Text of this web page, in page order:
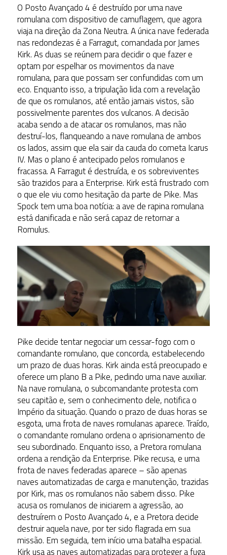
O Posto Avançado 4 é destruído por uma nave
romulana com dispositivo de camuflagem, que agora
viaja na direção da Zona Neutra. A única nave federada
nas redondezas é a Farragut, comandada por James
Kirk. As duas se reúnem para decidir o que fazer e
optam por espelhar os movimentos da nave
romulana, para que possam ser confundidas com um
eco. Enquanto isso, a tripulação lida com a revelação
de que os romulanos, até então jamais vistos, são
possivelmente parentes dos vulcanos. A decisão
acaba sendo a de atacar os romulanos, mas não
destruí-los, flanqueando a nave romulana de ambos
os lados, assim que ela sair da cauda do cometa Icarus
IV. Mas o plano é antecipado pelos romulanos e
fracassa. A Farragut é destruída, e os sobreviventes
são trazidos para a Enterprise. Kirk está frustrado com
o que ele viu como hesitação da parte de Pike. Mas
Spock tem uma boa notícia: a ave de rapina romulana
está danificada e não será capaz de retornar a
Romulus.
Pike decide tentar negociar um cessar-fogo com o
comandante romulano, que concorda, estabelecendo
um prazo de duas horas. Kirk ainda está preocupado e
oferece um plano B a Pike, pedindo uma nave auxiliar.
Na nave romulana, o subcomandante protesta com
seu capitão e, sem o conhecimento dele, notifica o
Império da situação. Quando o prazo de duas horas se
esgota, uma frota de naves romulanas aparece. Traído,
o comandante romulano ordena o aprisionamento de
seu subordinado. Enquanto isso, a Pretora romulana
ordena a rendição da Enterprise. Pike recusa, e uma
frota de naves federadas aparece – são apenas
naves automatizadas de carga e manutenção, trazidas
por Kirk, mas os romulanos não sabem disso. Pike
acusa os romulanos de iniciarem a agressão, ao
destruírem o Posto Avançado 4, e a Pretora decide
destruir aquela nave, por ter sido flagrada em sua
missão. Em seguida, tem início uma batalha espacial.
Kirk usa as naves automatizadas para proteger a fuga